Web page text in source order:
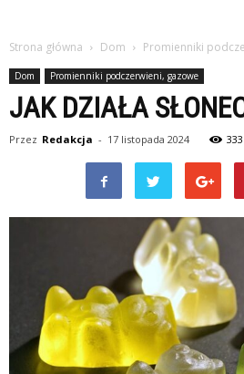
Strona główna Dom Promienniki
Dom Promienniki podczerwieni, gazowe
JAK DZIAŁA
Przez Redakcja - 17 listopada 2024 333